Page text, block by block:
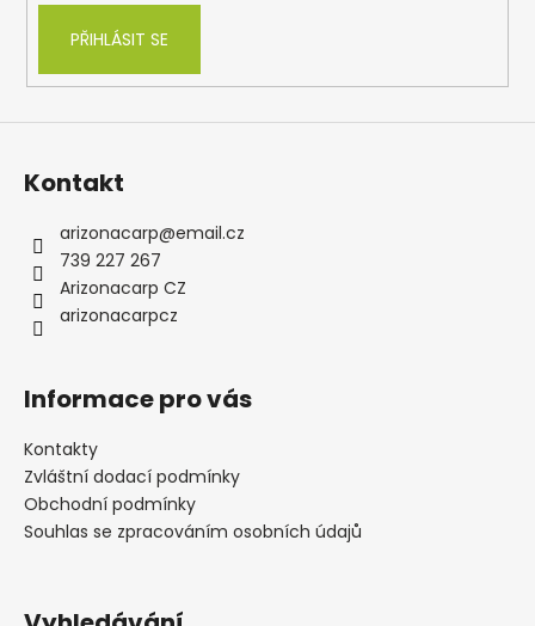
PŘIHLÁSIT SE
Kontakt
arizonacarp@email.cz
739 227 267
Arizonacarp CZ
arizonacarpcz
Informace pro vás
Kontakty
Zvláštní dodací podmínky
Obchodní podmínky
Souhlas se zpracováním osobních údajů